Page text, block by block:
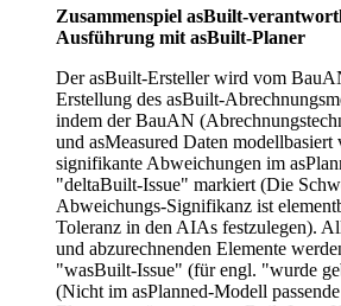
Zusammenspiel asBuilt-
Ausführung mit asBuilt-Planer
Der asBuilt-Ersteller wird vom
Erstellung des asBuilt-
indem der BauAN
und asMeasured Daten modellbasiert
signifikante Abweichungen im
"deltaBuilt-Issue" markiert (Die
Abweichungs-Signifikanz ist
Toleranz in den AIAs festzulegen).
und abzurechnenden Elemente
"wasBuilt-Issue" (für engl. "wurde
(Nicht im asPlanned-Modell